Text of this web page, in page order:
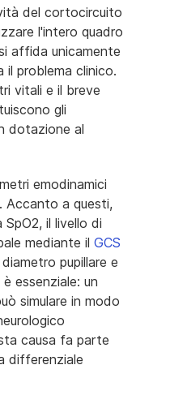
del cortocircuito
l'intero quadro
affida unicamente
problema clinico.
vitali e il breve
gli
dotazione al
emodinamici
Accanto a questi,
il livello di
mediante il GCS
diametro pupillare e
essenziale: un
simulare in modo
causa fa parte
differenziale